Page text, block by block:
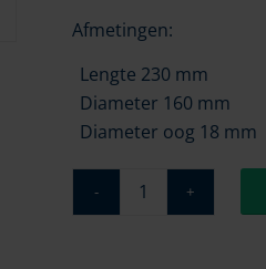
Afmetingen:
Lengte 230 mm
Diameter 160 mm
Diameter oog 18 mm